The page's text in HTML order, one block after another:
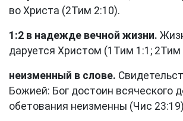
во Христа (2Тим 2:10).
1:2 в надежде вечной жизни.
даруется Христом (1Тим 1:1 ; 2Тим
неизменный в слове.
Божией: Бог достоин всяческого
обетования неизменны (Чис 23:19